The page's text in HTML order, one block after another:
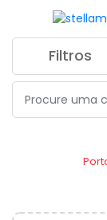
Filtros